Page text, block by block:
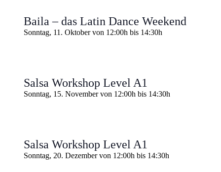
Baila – das Latin Dance Weekend
Sonntag, 11. Oktober von 12:00h bis 14:30h
Salsa Workshop Level A1
Sonntag, 15. November von 12:00h bis 14:30h
Salsa Workshop Level A1
Sonntag, 20. Dezember von 12:00h bis 14:30h